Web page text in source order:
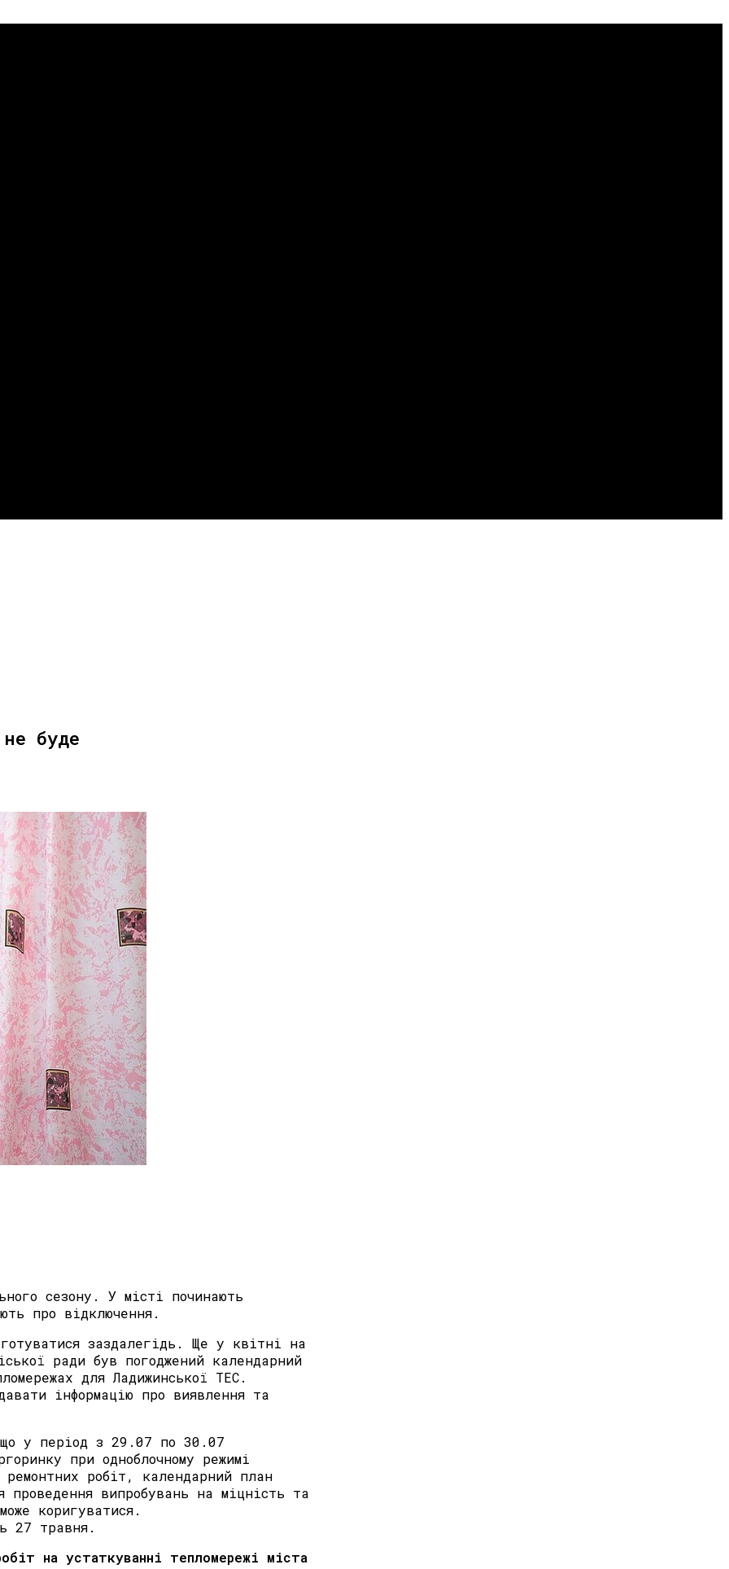
буде
сезону. У місті починають
про відключення.
заздалегідь. Ще у квітні на
ради був погоджений календарний
для Ладижинської ТЕС.
інформацію про виявлення та
що у період з 29.07 по 30.07
при одноблочному режимі
робіт, календарний план
проведення випробувань на міцність та
коригуватися.
27 травня.
на устаткуванні тепломережі міста